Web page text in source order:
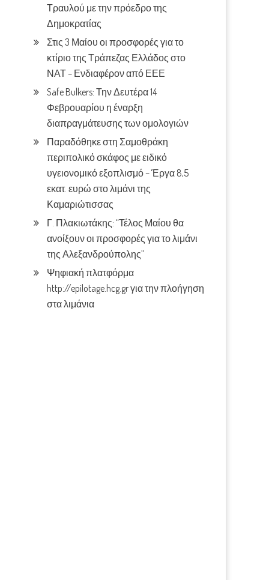
Τραυλού με την πρόεδρο της
Δημοκρατίας
Στις 3 Μαίου οι προσφορές για το
κτίριο της Τράπεζας Ελλάδος στο
ΝΑΤ – Ενδιαφέρον από ΕΕΕ
Safe Bulkers: Την Δευτέρα 14
Φεβρουαρίου η έναρξη
διαπραγμάτευσης των ομολογιών
Παραδόθηκε στη Σαμοθράκη
περιπολικό σκάφος με ειδικό
υγειονομικό εξοπλισμό – Έργα 8,5
εκατ. ευρώ στο λιμάνι της
Καμαριώτισσας
Γ. Πλακιωτάκης: “Τέλος Μαίου θα
ανοίξουν οι προσφορές για το λιμάνι
της Αλεξανδρούπολης”
Ψηφιακή πλατφόρμα
http://epilotage.hcg.gr για την πλοήγηση
στα λιμάνια